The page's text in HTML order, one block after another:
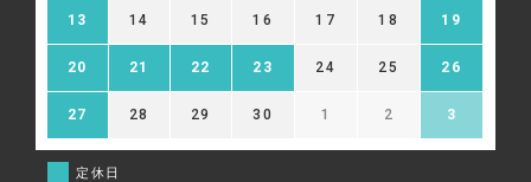
13 14 15 16 17 18 19
20 21 22 23 24 25 26
27 28 29 30 1 2 3
定休日